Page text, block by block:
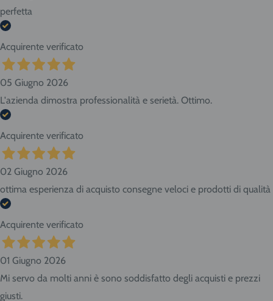
perfetta
Acquirente verificato
05 Giugno 2026
L'azienda dimostra professionalità e serietà. Ottimo.
Acquirente verificato
02 Giugno 2026
ottima esperienza di acquisto consegne veloci e prodotti di qualità
Acquirente verificato
01 Giugno 2026
Mi servo da molti anni è sono soddisfatto degli acquisti e prezzi
giusti.